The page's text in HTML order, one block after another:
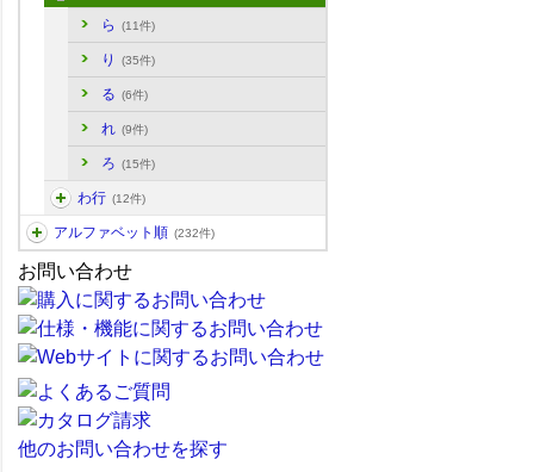
ら (11件)
り (35件)
る (6件)
れ (9件)
ろ (15件)
わ行 (12件)
アルファベット順 (232件)
お問い合わせ
他のお問い合わせを探す